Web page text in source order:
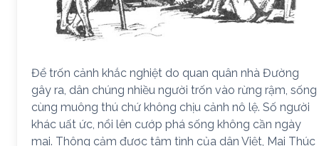
Để trốn cảnh khắc nghiệt do quan quân nhà Đường
gây ra, dân chúng nhiều người trốn vào rừng rậm, sống
cùng muông thú chứ không chịu cảnh nô lệ. Số người
khác uất ức, nổi lên cướp phá sống không cần ngày
mai. Thông cảm được tâm tình của dân Việt, Mai Thúc